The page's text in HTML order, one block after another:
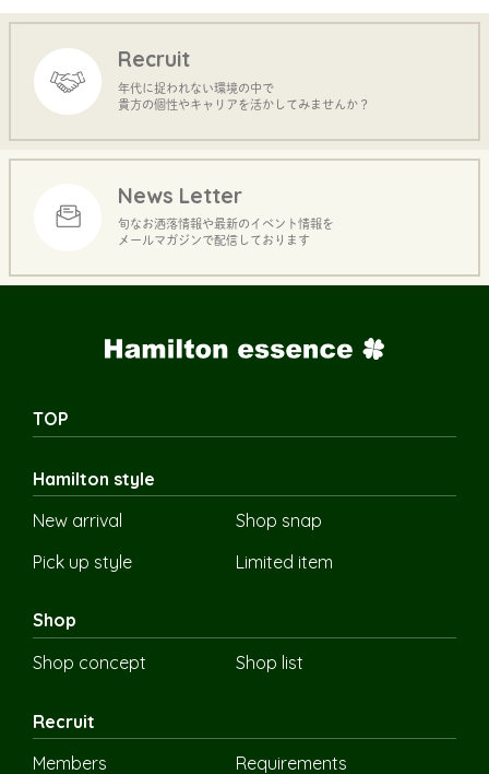
Recruit
年代に捉われない環境の中で
貴方の個性やキャリアを活かしてみませんか？
News Letter
旬なお洒落情報や最新のイベント情報を
メールマガジンで配信しております
TOP
Hamilton style
New arrival
Shop snap
Pick up style
Limited item
Shop
Shop concept
Shop list
Recruit
Members
Requirements